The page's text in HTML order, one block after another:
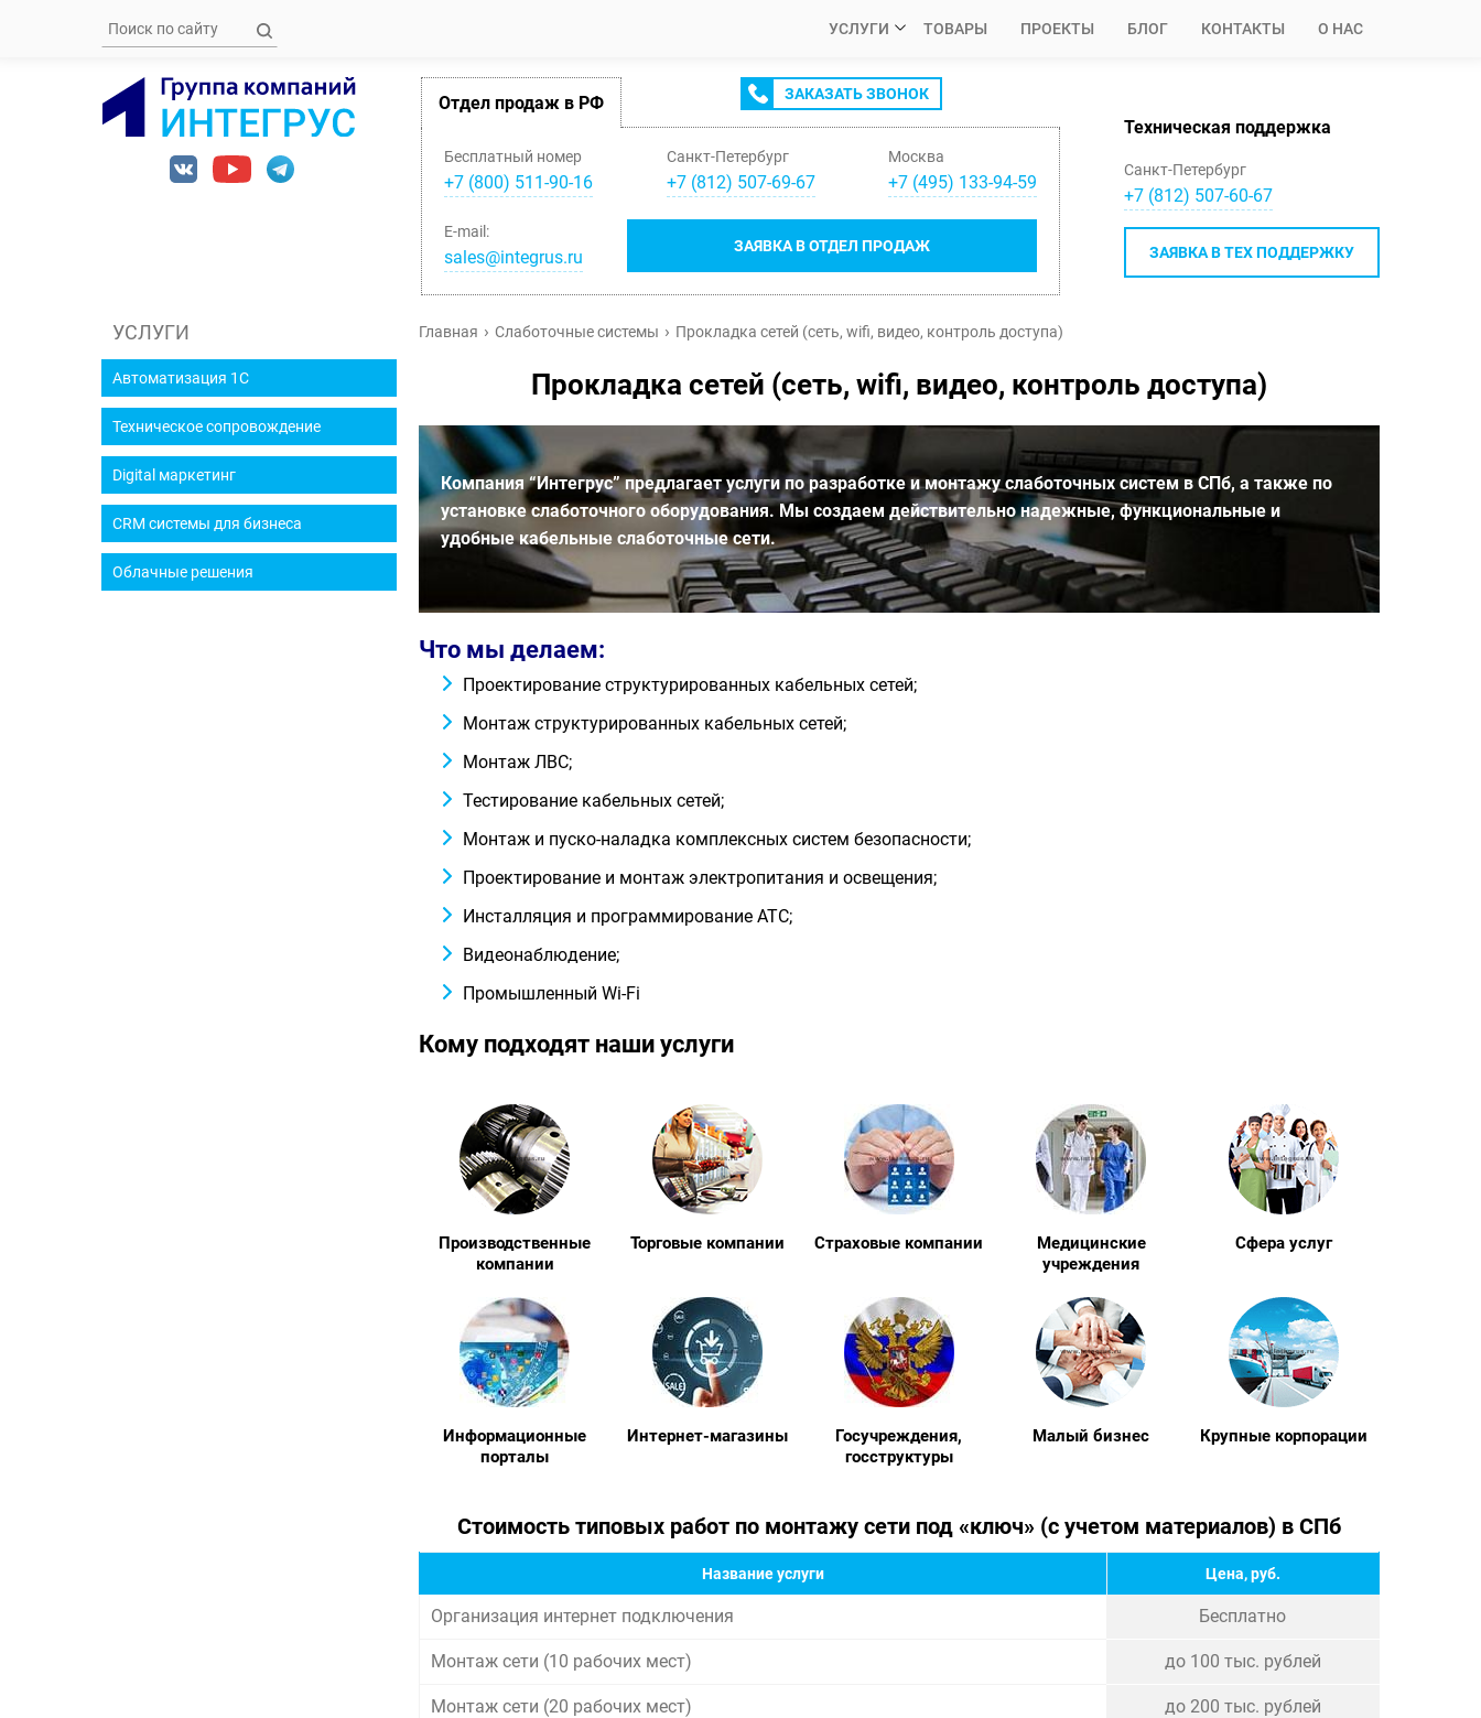
УСЛУГИ ТОВАРЫ ПРОЕКТЫ БЛОГ КОНТАКТЫ О НАС
Отдел продаж в РФ ЗАКАЗАТЬ ЗВОНОК
Бесплатный номер
+7 (800) 511-90-16
Санкт-Петербург
+7(812) 507-69-67
Москва
+7 (495) 133-94-59
ЗАЯВКА В ОТДЕЛ ПРОДАЖ
E-mail:
sales@integrus.ru
Техническая поддержка
Санкт-Петербург
+7 (812) 507-60-67
ЗАЯВКА В ТЕХ ПОДДЕРЖКУ
УСЛУГИ
Автоматизация 1С
Техническое сопровождение
Digital маркетинг
CRM системы для бизнеса
Облачные решения
Главная Слаботочные системы Прокладка сетей (сеть, wifi, видео, контроль доступа)
Прокладка сетей (сеть, wifi, видео, контроль доступа)
Компания “Интегрус” предлагает услуги по разработке и монтажу слаботочных систем в СПб, а также по
установке слаботочного оборудования. Мы создаем действительно надежные, функциональные и
удобные кабельные слаботочные сети.
Что мы делаем:
Проектирование структурированных кабельных сетей;
Монтаж структурированных кабельных сетей;
Монтаж ЛВС;
Тестирование кабельных сетей;
Монтаж и пуско-наладка комплексных систем безопасности;
Проектирование и монтаж электропитания и освещения;
Инсталляция и программирование АТС;
Видеонаблюдение;
Промышленный Wi-Fi
Кому подходят наши услуги
Производственные
компании
Торговые компании Страховые компании
Медицинские
учреждения
Сфера услуг
Информационные
порталы
Интернет-магазины
Госучреждения,
госструктуры
Малый бизнес Крупные корпорации
Стоимость типовых работ по монтажу сети под «ключ» (с учетом материалов) в СПб
Название услуги Цена, руб.
Организация интернет подключения Бесплатно
Монтаж сети (10 рабочих мест) до 100 тыс. рублей
Монтаж сети (20 рабочих мест) до 200 тыс. рублей